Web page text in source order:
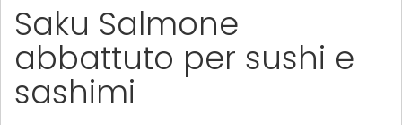
Saku Salmone
abbattuto per sushi e
sashimi